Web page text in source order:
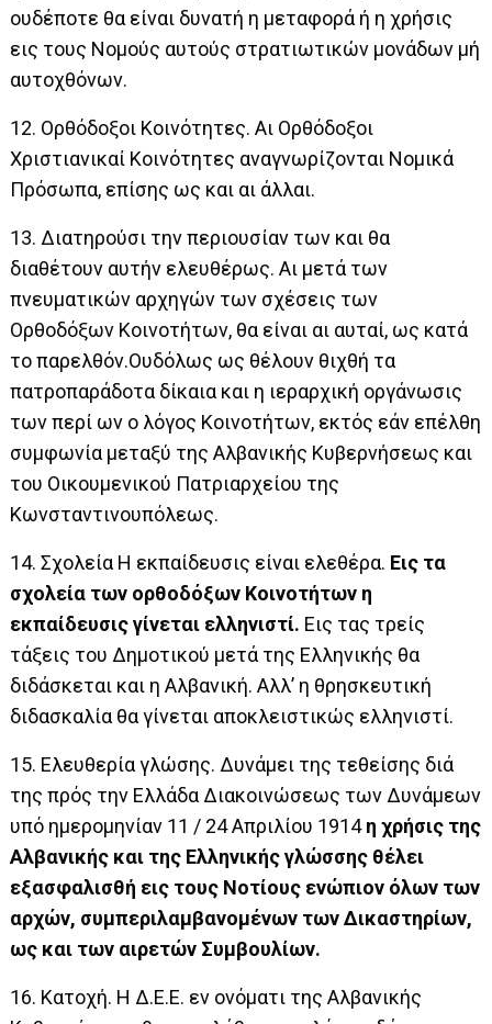
ουδέποτε θα είναι δυνατή η μεταφορά ή η χρήσις
εις τους Νομούς αυτούς στρατιωτικών μονάδων μή
αυτοχθόνων.
12. Ορθόδοξοι Κοινότητες. Αι Ορθόδοξοι
Χριστιανικαί Κοινότητες αναγνωρίζονται Νομικά
Πρόσωπα, επίσης ως και αι άλλαι.
13. Διατηρούσι την περιουσίαν των και θα
διαθέτουν αυτήν ελευθέρως. Αι μετά των
πνευματικών αρχηγών των σχέσεις των
Ορθοδόξων Κοινοτήτων, θα είναι αι αυταί, ως κατά
το παρελθόν.Ουδόλως ως θέλουν θιχθή τα
πατροπαράδοτα δίκαια και η ιεραρχική οργάνωσις
των περί ων ο λόγος Κοινοτήτων, εκτός εάν επέλθη
συμφωνία μεταξύ της Αλβανικής Κυβερνήσεως και
του Οικουμενικού Πατριαρχείου της
Κωνσταντινουπόλεως.
14. Σχολεία Η εκπαίδευσις είναι ελεθέρα. Εις τα
σχολεία των ορθοδόξων Κοινοτήτων η
εκπαίδευσις γίνεται ελληνιστί. Εις τας τρείς
τάξεις του Δημοτικού μετά της Ελληνικής θα
διδάσκεται και η Αλβανική. Αλλ’ η θρησκευτική
διδασκαλία θα γίνεται αποκλειστικώς ελληνιστί.
15. Ελευθερία γλώσης. Δυνάμει της τεθείσης διά
της πρός την Ελλάδα Διακοινώσεως των Δυνάμεων
υπό ημερομηνίαν 11 / 24 Απριλίου 1914η χρήσις της
Αλβανικής και της Ελληνικής γλώσσης θέλει
εξασφαλισθή εις τους Νοτίους ενώπιον όλων των
αρχών, συμπεριλαμβανομένων των Δικαστηρίων,
ως και των αιρετών Συμβουλίων.
16. Κατοχή. Η Δ.Ε.Ε. εν ονόματι της Αλβανικής